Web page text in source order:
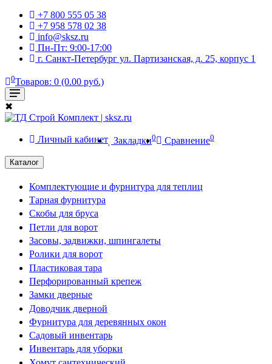
+7 800 555 05 38
+7 958 578 02 38
info@sksz.ru
Пн-Пт: 9:00-17:00
г. Санкт-Петербург ул. Партизанская, д. 25, корпус 1
0Товаров: 0 (0.00 руб.)
✖
Личный кабинет Закладки0 Сравнение0
Каталог
Комплектующие и фурнитура для теплиц
Тарная фурнитура
Скобы для бруса
Петли для ворот
Засовы, задвижки, шпингалеты
Ролики для ворот
Пластиковая тара
Перфорированный крепеж
Замки дверные
Доводчик дверной
Фурнитура для деревянных окон
Садовый инвентарь
Инвентарь для уборки